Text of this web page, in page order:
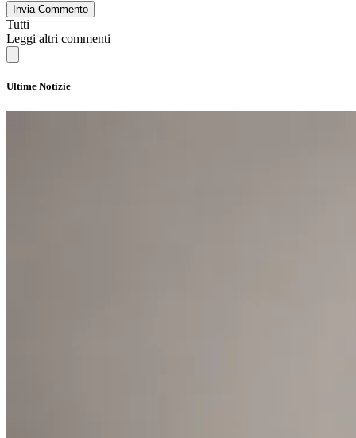
Invia Commento
Tutti
Leggi altri commenti
Ultime Notizie